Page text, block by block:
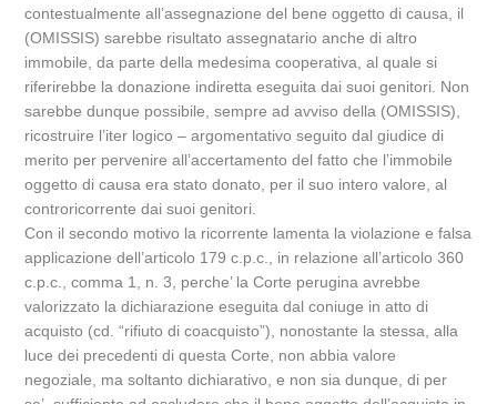
contestualmente all’assegnazione del bene oggetto di causa, il
(OMISSIS) sarebbe risultato assegnatario anche di altro
immobile, da parte della medesima cooperativa, al quale si
riferirebbe la donazione indiretta eseguita dai suoi genitori. Non
sarebbe dunque possibile, sempre ad avviso della (OMISSIS),
ricostruire l’iter logico – argomentativo seguito dal giudice di
merito per pervenire all’accertamento del fatto che l’immobile
oggetto di causa era stato donato, per il suo intero valore, al
controricorrente dai suoi genitori.
Con il secondo motivo la ricorrente lamenta la violazione e falsa
applicazione dell’articolo 179 c.p.c., in relazione all’articolo 360
c.p.c., comma 1, n. 3, perche’ la Corte perugina avrebbe
valorizzato la dichiarazione eseguita dal coniuge in atto di
acquisto (cd. “rifiuto di coacquisto”), nonostante la stessa, alla
luce dei precedenti di questa Corte, non abbia valore
negoziale, ma soltanto dichiarativo, e non sia dunque, di per